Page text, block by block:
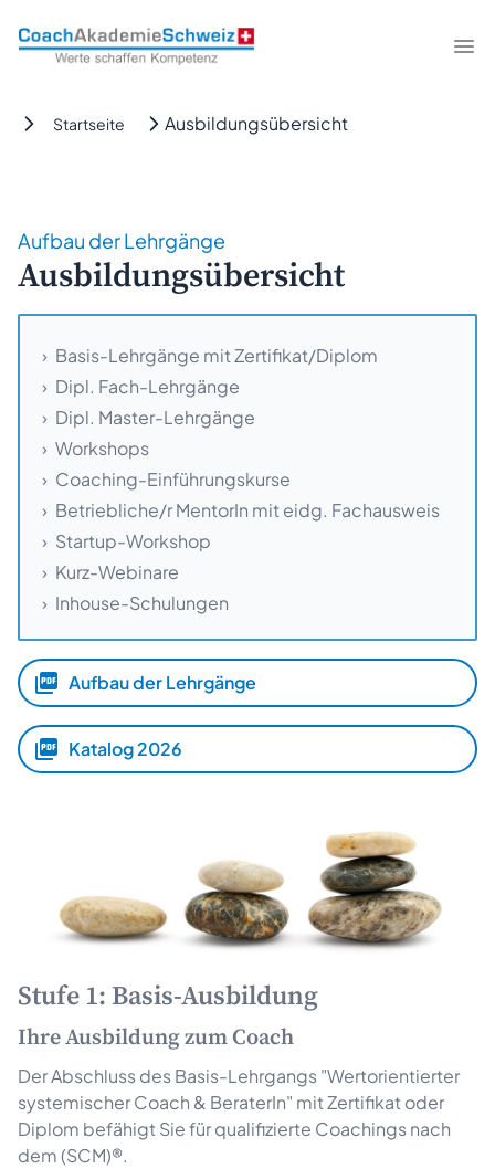
CoachAkademieSchweiz
Startseite Ausbildungsübersicht
Aufbau der Lehrgänge
Ausbildungsübersicht
Basis-Lehrgänge mit Zertifikat/Diplom
Dipl. Fach-Lehrgänge
Dipl. Master-Lehrgänge
Workshops
Coaching-Einführungskurse
Betriebliche/r MentorIn mit eidg. Fachausweis
Startup-Workshop
Kurz-Webinare
Inhouse-Schulungen
Aufbau der Lehrgänge
Katalog 2026
Stufe 1: Basis-Ausbildung
Ihre Ausbildung zum Coach
Der Abschluss des Basis-Lehrgangs "Wertorientierter
systemischer Coach & BeraterIn" mit Zertifikat oder
Diplom befähigt Sie für qualifizierte Coachings nach
dem (SCM)®.